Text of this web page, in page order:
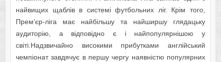
найвищих щаблів в системі футбольних ліг. Крім того,
Прем’єр-ліга має найбільшу та найширшу глядацьку
аудиторію, а відповідно є і найпопулярнішою у
світі.Надзвичайно високими прибутками англійський
чемпіонат завдячує в першу чергу наявністю популярних